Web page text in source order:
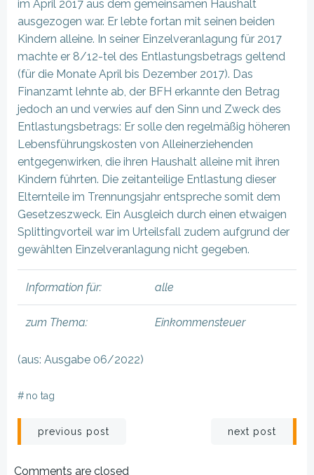
im April 2017 aus dem gemeinsamen Haushalt
ausgezogen war. Er lebte fortan mit seinen beiden
Kindern alleine. In seiner Einzelveranlagung für 2017
machte er 8/12-tel des Entlastungsbetrags geltend
(für die Monate April bis Dezember 2017). Das
Finanzamt lehnte ab, der BFH erkannte den Betrag
jedoch an und verwies auf den Sinn und Zweck des
Entlastungsbetrags: Er solle den regelmäßig höheren
Lebensführungskosten von Alleinerziehenden
entgegenwirken, die ihren Haushalt alleine mit ihren
Kindern führten. Die zeitanteilige Entlastung dieser
Elternteile im Trennungsjahr entspreche somit dem
Gesetzeszweck. Ein Ausgleich durch einen etwaigen
Splittingvorteil war im Urteilsfall zudem aufgrund der
gewählten Einzelveranlagung nicht gegeben.
Information für: alle
zum Thema: Einkommensteuer
(aus: Ausgabe 06/2022)
# no tag
Beitragsnavigation
previous post next post
Comments are closed